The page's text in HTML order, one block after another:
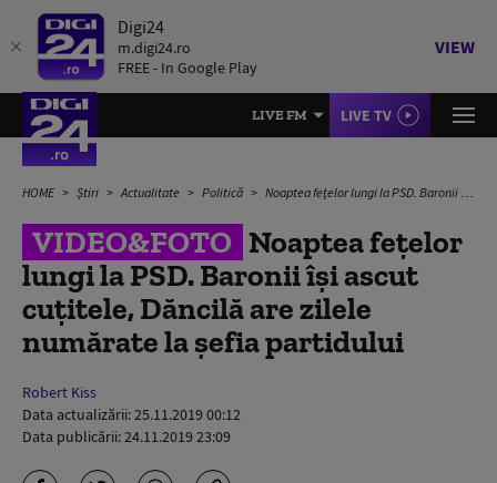
Digi24
m.digi24.ro
FREE - In Google Play
VIEW
LIVE FM LIVE TV
HOME Știri Actualitate Politică Noaptea fețelor lungi la PSD. Baronii își ascut cuțitele, Dăncilă are zilele numărate la șefia partidului
VIDEO&FOTO Noaptea fețelor
lungi la PSD. Baronii își ascut
cuțitele, Dăncilă are zilele
numărate la șefia partidului
Robert Kiss
Data actualizării:25.11.2019 00:12
Data publicării:24.11.2019 23:09